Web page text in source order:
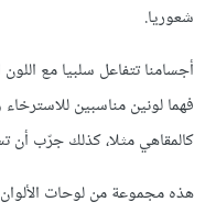
شعوريا.
أجسامنا تتفاعل سلبيا مع
كالمقاهي مثلا، كذلك جرّب أن
هذه مجموعة من لوحات